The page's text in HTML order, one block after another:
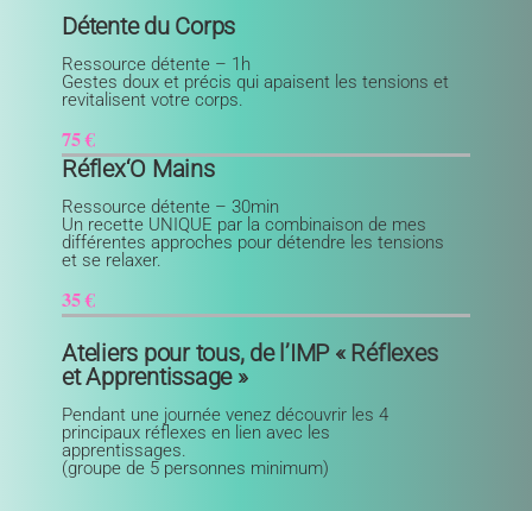
Détente du Corps
Ressource détente – 1h
Gestes doux et précis qui apaisent les tensions et
revitalisent votre corps.
75 €
Réflex‘O Mains
Ressource détente – 30min
Un recette UNIQUE par la combinaison de mes
différentes approches pour détendre les tensions
et se relaxer.
35 €
Ateliers pour tous, de l’IMP « Réflexes
et Apprentissage »
Pendant une journée venez découvrir les 4
principaux réflexes en lien avec les
apprentissages.
(groupe de 5 personnes minimum)